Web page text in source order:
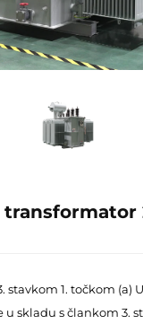
stavkom 1. točkom (a)
u skladu s člankom 3.